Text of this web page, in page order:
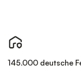
145.000 deutsche